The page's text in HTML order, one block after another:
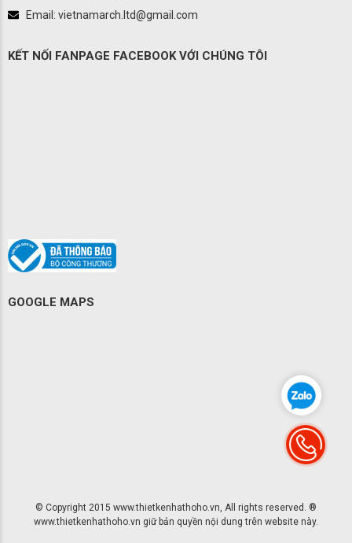
Email: vietnamarch.ltd@gmail.com
KẾT NỐI FANPAGE FACEBOOK VỚI CHÚNG TÔI
GOOGLE MAPS
© Copyright 2015 www.thietkenhathoho.vn, All rights reserved. ®
www.thietkenhathoho.vn giữ bản quyền nội dung trên website này.